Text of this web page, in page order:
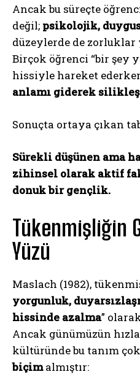
Ancak bu süreçte
değil; psikolojik,
düzeylerde de zorluklar
Birçok öğrenci “bir şey
hissiyle hareket
anlamı giderek
Sonuçta ortaya çıkan
Sürekli düşünen ama
zihinsel olarak aktif
donuk bir gençlik.
Tükenmişliğin
Yüzü
Maslach (1982),
yorgunluk,
hissinde azalma”
Ancak günümüzün
kültüründe bu tanım
biçimalmıştır: